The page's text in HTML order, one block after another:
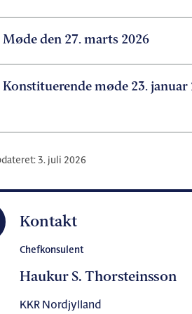
Møde den 27. marts 2026
Konstituerende møde 23. januar
3. juli 2026
Kontakt
Chefkonsulent
Haukur S. Thorsteinsson
KKR Nordjylland